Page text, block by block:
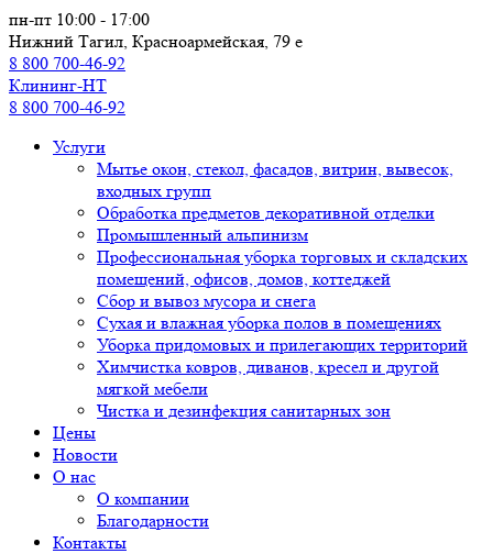
Перейти к основному содержанию
пн-пт 10:00 - 17:00
Нижний Тагил, Красноармейская, 79 е
8 800 700-46-92
Клининг-НТ
8 800 700-46-92
Услуги
Мытье окон, стекол, фасадов, витрин, вывесок,
входных групп
Обработка предметов декоративной отделки
Промышленный альпинизм
Профессиональная уборка торговых и складских
помещений, офисов, домов, коттеджей
Сбор и вывоз мусора и снега
Сухая и влажная уборка полов в помещениях
Уборка придомовых и прилегающих территорий
Химчистка ковров, диванов, кресел и другой
мягкой мебели
Чистка и дезинфекция санитарных зон
Цены
Новости
О нас
О компании
Благодарности
Контакты